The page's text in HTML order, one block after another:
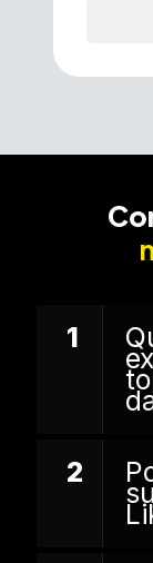
1
2